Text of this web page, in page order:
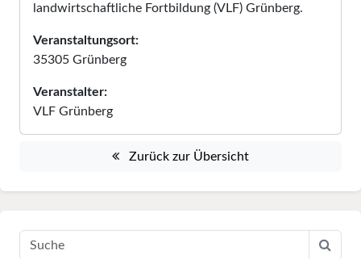
landwirtschaftliche Fortbildung (VLF) Grünberg.
Veranstaltungsort:
35305 Grünberg
Veranstalter:
VLF Grünberg
Zurück zur Übersicht